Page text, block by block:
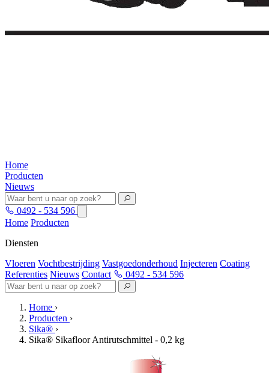
Home
Producten
Nieuws
0492 - 534 596
Home Producten
Diensten
Vloeren Vochtbestrijding Vastgoedonderhoud Injecteren Coating
Referenties Nieuws Contact 0492 - 534 596
Home ›
Producten ›
Sika® ›
Sika® Sikafloor Antirutschmittel - 0,2 kg